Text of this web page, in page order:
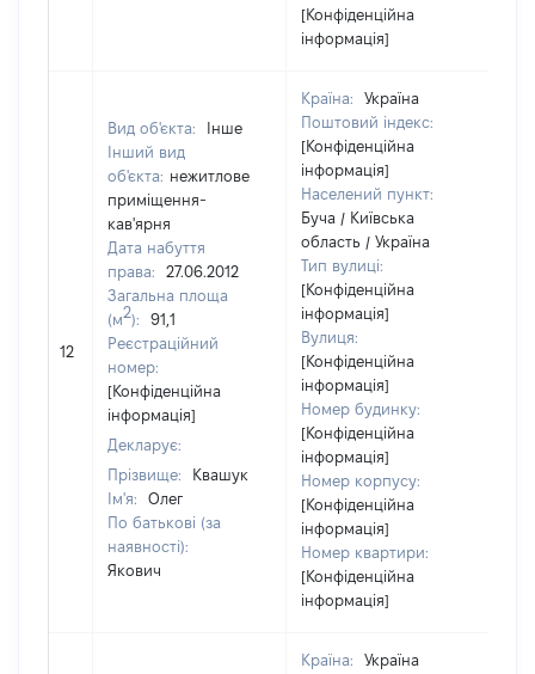
[Конфіденційна
інформація]
12
Вид об'єкта:
Інше
Інший вид
об'єкта: нежитлове
приміщення-
кав'ярня
Дата набуття
права:
27.06.2012
Загальна площа
(м2):
91,1
Реєстраційний
номер:
[Конфіденційна
інформація]
Декларує:
Прізвище:
Квашук
Ім'я:
Олег
По батькові (за
наявності):
Якович
Країна:
Україна
Поштовий індекс:
[Конфіденційна
інформація]
Населений пункт:
Буча / Київська
область / Україна
Тип вулиці:
[Конфіденційна
інформація]
Вулиця:
[Конфіденційна
інформація]
Номер будинку:
[Конфіденційна
інформація]
Номер корпусу:
[Конфіденційна
інформація]
Номер квартири:
[Конфіденційна
інформація]
Країна:
Україна